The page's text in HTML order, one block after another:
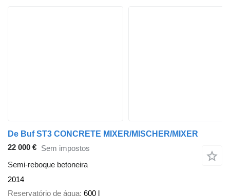
De Buf ST3 CONCRETE MIXER/MISCHER/MIXER
22 000 € Sem impostos
Semi-reboque betoneira
2014
Reservatório de água 600 l